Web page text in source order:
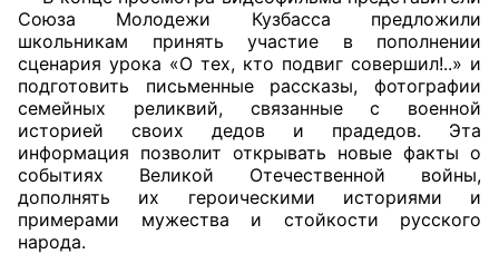
Союза Молодежи Кузбасса предложили
школьникам принять участие в пополнении
сценария урока «О тех, кто подвиг совершил!..» и
подготовить письменные рассказы, фотографии
семейных реликвий, связанные с военной
историей своих дедов и прадедов. Эта
информация позволит открывать новые факты о
событиях Великой Отечественной войны,
дополнять их героическими историями и
примерами мужества и стойкости русского
народа.